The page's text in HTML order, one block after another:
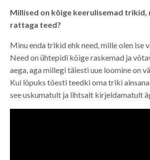
Millised on kõige keerulisemad trikid,
rattaga teed?
Minu enda trikid ehk need, mille olen ise
Need on ühtepidi kõige raskemad ja
aega, aga millegi täiesti uue loomine on
Kui lõpuks tõesti teedki oma triki ainsana
see uskumatult ja lihtsalt kirjeldamatult